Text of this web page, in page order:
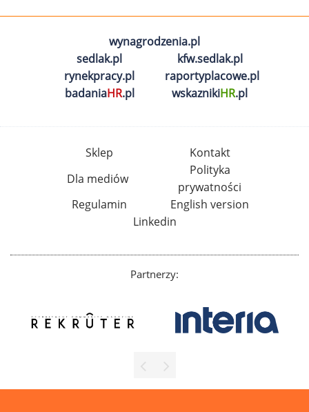
wynagrodzenia.pl
sedlak.pl
kfw.sedlak.pl
rynekpracy.pl
raportyplacowe.pl
badaniaHR.pl wskaznikiHR.pl
Sklep
Kontakt
Dla mediów
Polityka
prywatności
Regulamin
English version
Linkedin
Partnerzy: